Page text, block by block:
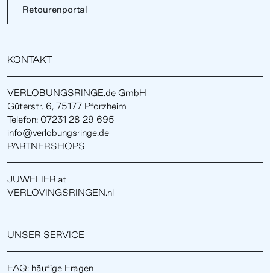
Retourenportal
KONTAKT
VERLOBUNGSRINGE.de GmbH
Güterstr. 6, 75177 Pforzheim
Telefon: 07231 28 29 695
info@verlobungsringe.de
PARTNERSHOPS
JUWELIER.at
VERLOVINGSRINGEN.nl
UNSER SERVICE
FAQ: häufige Fragen